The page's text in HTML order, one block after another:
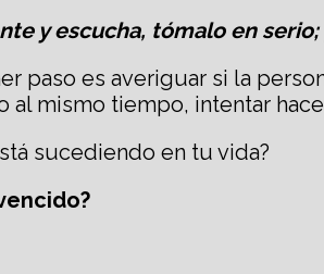
y escucha, tómalo en
paso es averiguar si la
mismo tiempo, intentar
sucediendo en tu vida?